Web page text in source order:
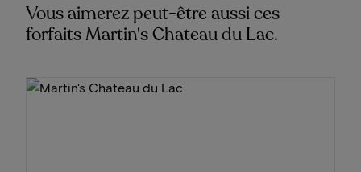
Vous aimerez peut-être aussi ces
forfaits Martin's Chateau du Lac.